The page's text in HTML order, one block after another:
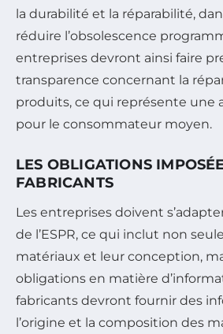
la durabilité et la réparabilité,
réduire l’obsolescence
entreprises devront ainsi faire
transparence concernant la
produits, ce qui représente une
pour le consommateur moyen.
LES OBLIGATIONS
FABRICANTS
Les entreprises doivent
de l’ESPR, ce qui inclut non
matériaux et leur conception,
obligations en matière
fabricants devront fournir des
l’origine et la composition des